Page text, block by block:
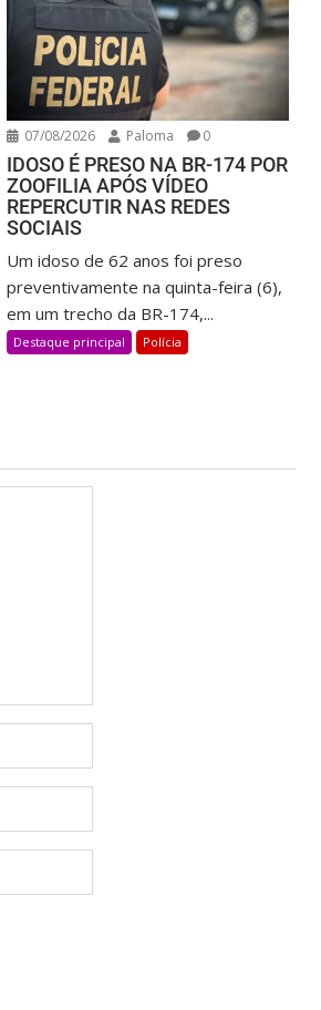
07/08/2026 Paloma 0
IDOSO É PRESO NA BR-174 POR
ZOOFILIA APÓS VÍDEO
REPERCUTIR NAS REDES
SOCIAIS
Um idoso de 62 anos foi preso
preventivamente na quinta-feira (6),
em um trecho da BR-174,...
Destaque principal Polícia